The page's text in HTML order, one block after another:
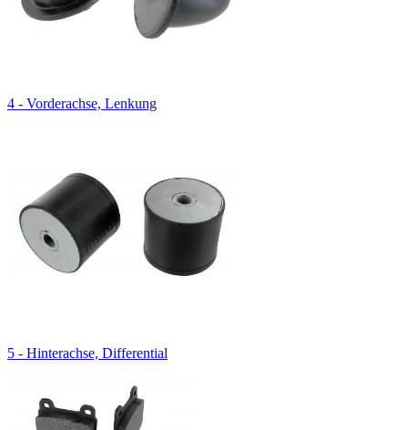
4 - Vorderachse, Lenkung
5 - Hinterachse, Differential